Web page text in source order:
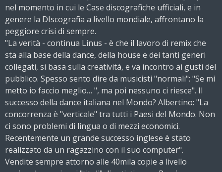
nel momento in cui le Case discografiche ufficiali, e in
genere la DIscografia a livello mondiale, affrontano la
peggiore crisi di sempre.
"La verità - continua Linus - è che il lavoro di remix che
sta alla base della dance, della house e dei tanti generi
collegati, si basa sulla creatività, e va incontro ai gusti del
pubblico. Spesso sento dire da musicisti "normali": "Se mi
metto io faccio meglio… ", ma poi nessuno ci riesce". Il
successo della dance italiana nel Mondo? Albertino: "La
concorrenza è "verticale" tra tutti i Paesi del Mondo. Non
ci sono problemi di lingua o di mezzi economici.
Recentemente un grande successo inglese è stato
realizzato da un ragazzino con il suo computer".
Vendite sempre attorno alle 40mila copie a livello